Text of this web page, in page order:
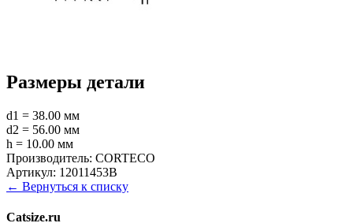
Размеры детали
d1 = 38.00 мм
d2 = 56.00 мм
h = 10.00 мм
Производитель: CORTECO
Артикул: 12011453B
← Вернуться к списку
Catsize.ru